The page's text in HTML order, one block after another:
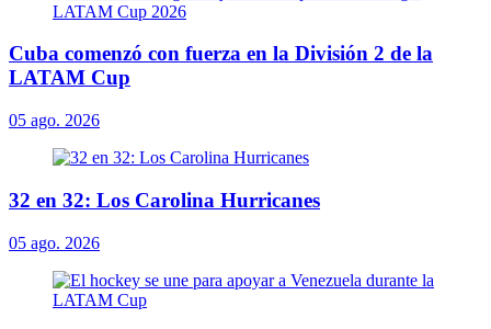
Cuba comenzó con fuerza en la División 2 de la
LATAM Cup
05 ago. 2026
32 en 32: Los Carolina Hurricanes
05 ago. 2026